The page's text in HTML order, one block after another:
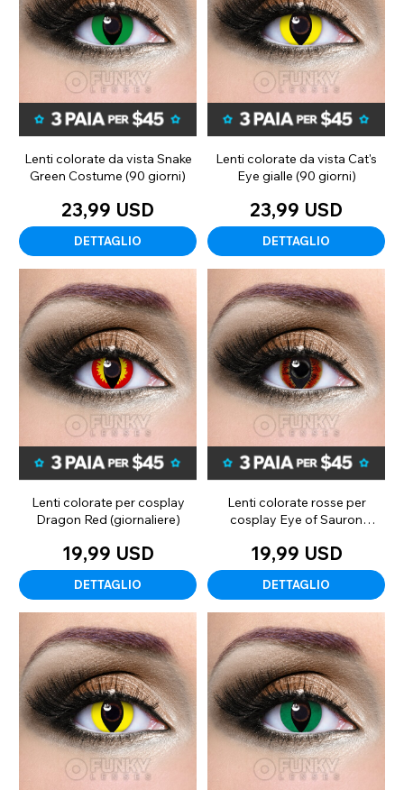
Lenti colorate da vista Snake
Green Costume (90 giorni)
23,99 USD
DETTAGLIO
Lenti colorate da vista Cat's
Eye gialle (90 giorni)
23,99 USD
DETTAGLIO
Lenti colorate per cosplay
Dragon Red (giornaliere)
19,99 USD
DETTAGLIO
Lenti colorate rosse per
cosplay Eye of Sauron
19,99 USD
DETTAGLIO